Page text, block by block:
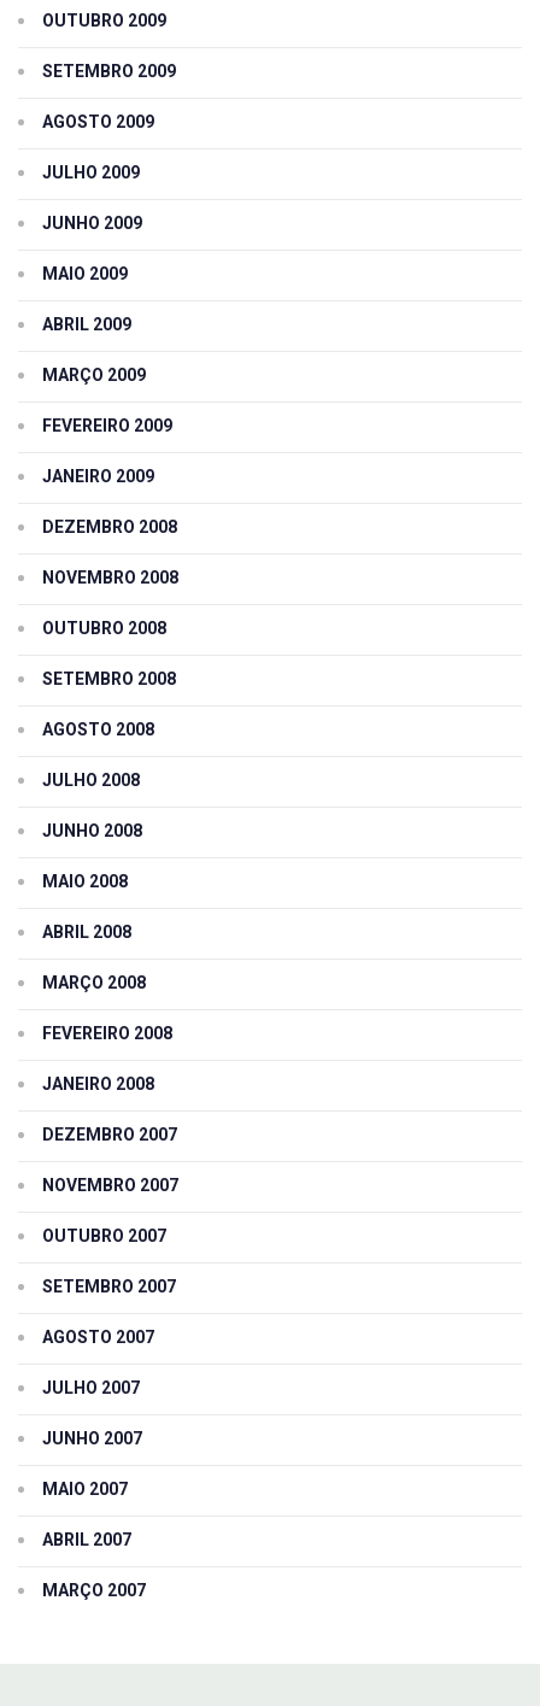
OUTUBRO 2009
SETEMBRO 2009
AGOSTO 2009
JULHO 2009
JUNHO 2009
MAIO 2009
ABRIL 2009
MARÇO 2009
FEVEREIRO 2009
JANEIRO 2009
DEZEMBRO 2008
NOVEMBRO 2008
OUTUBRO 2008
SETEMBRO 2008
AGOSTO 2008
JULHO 2008
JUNHO 2008
MAIO 2008
ABRIL 2008
MARÇO 2008
FEVEREIRO 2008
JANEIRO 2008
DEZEMBRO 2007
NOVEMBRO 2007
OUTUBRO 2007
SETEMBRO 2007
AGOSTO 2007
JULHO 2007
JUNHO 2007
MAIO 2007
ABRIL 2007
MARÇO 2007